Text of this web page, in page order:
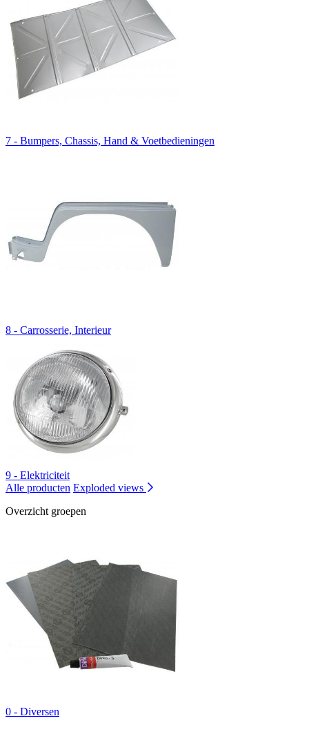
7 - Bumpers, Chassis, Hand & Voetbedieningen
8 - Carrosserie, Interieur
9 - Elektriciteit
Alle producten Exploded views
Overzicht groepen
0 - Diversen